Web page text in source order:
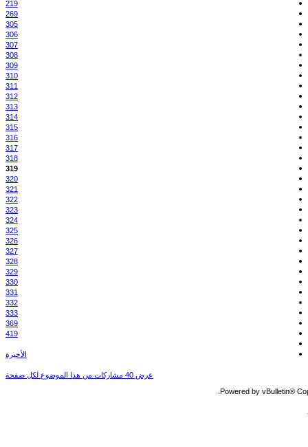
219
269
305
306
307
308
309
310
311
312
313
314
315
316
317
318
319
320
321
322
323
324
325
326
327
328
329
330
331
332
333
369
419
الأخيرة
عرض 40 مشاركات من هذا الموضوع لكل صفحة
Powered by vBulletin®